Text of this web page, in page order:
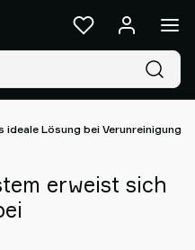
Lösung bei Verunreinigungen
erweist sich